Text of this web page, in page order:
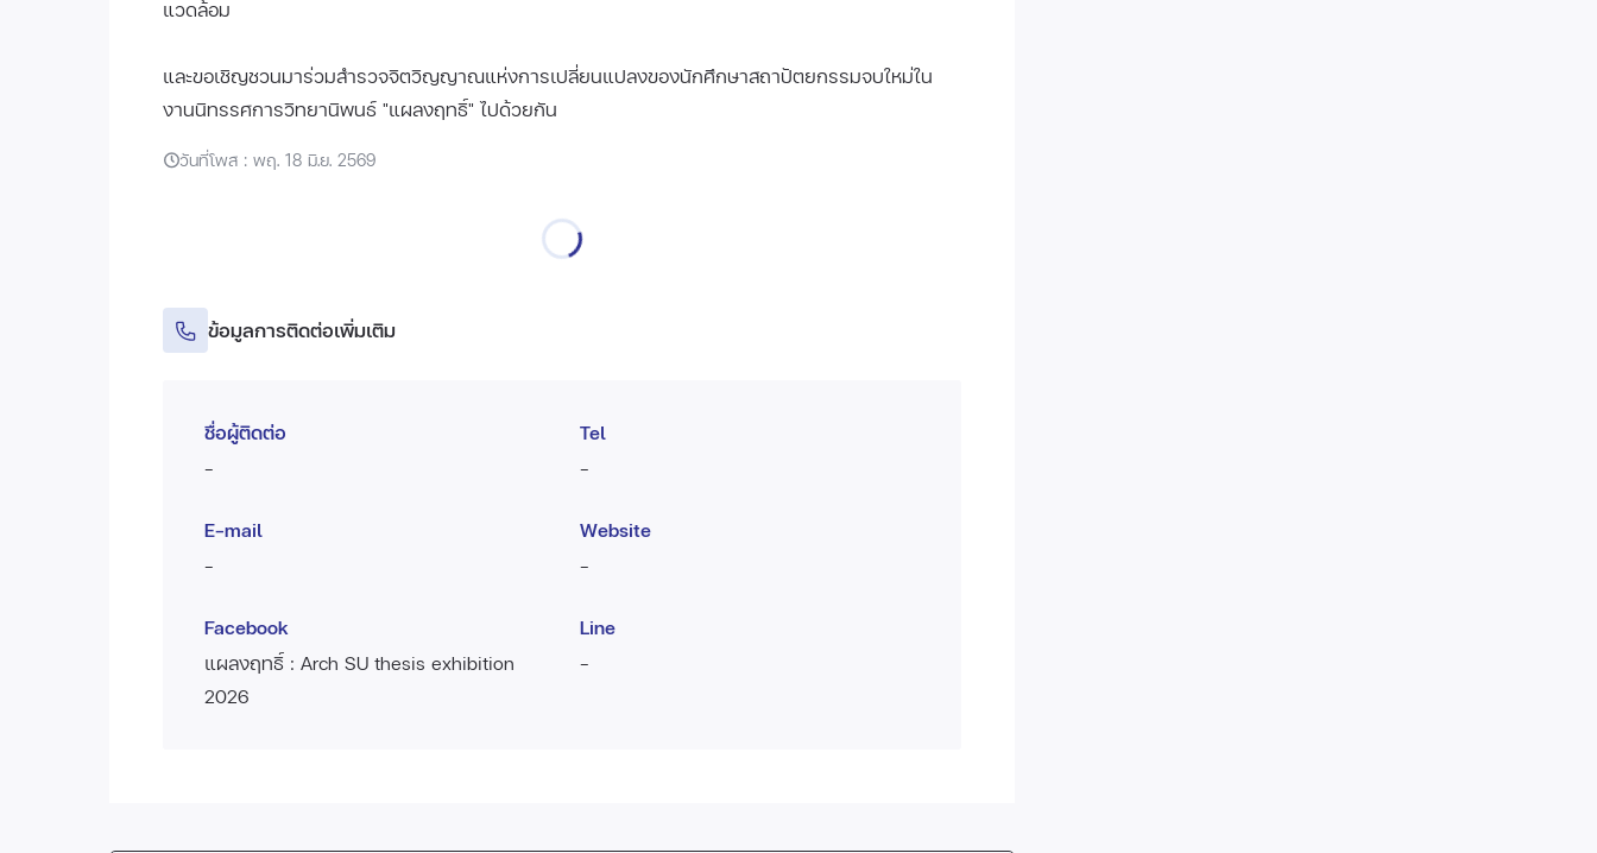
แวดล้อม
และขอเชิญชวนมาร่วมสำรวจจิตวิญญาณแห่งการเปลี่ยนแปลงของนักศึกษาสถาปัตยกรรมจบใหม่ใน
งานนิทรรศการวิทยานิพนธ์ "แผลงฤทธิ์" ไปด้วยกัน
วันที่โพส : พฤ. 18 มิ.ย. 2569
ข้อมูลการติดต่อเพิ่มเติม
ชื่อผู้ติดต่อ
-
Tel
-
E-mail
-
Website
-
Facebook
แผลงฤทธิ์ : Arch SU thesis exhibition
2026
Line
-